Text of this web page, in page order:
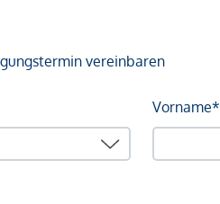
vereinbaren
Vorname*